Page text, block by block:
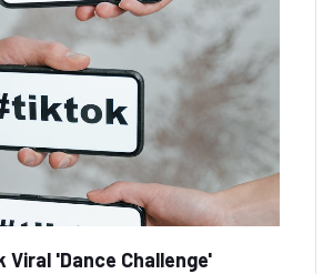
Viral 'Dance Challenge'